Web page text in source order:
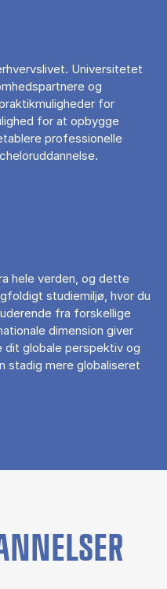
Universitetet
og
for
for at opbygge
professionelle
hele verden, og dette
studiemiljø, hvor du
fra forskellige
dimension giver
dit globale perspektiv og
stadig mere globaliseret